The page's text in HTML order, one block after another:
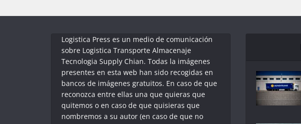
Logistica Press es un medio de comunicación
sobre Logistica Transporte Almacenaje
Tecnologia Supply Chian. Todas la imágenes
presentes en esta web han sido recogidas en
bancos de imágenes gratuitos. En caso de que
reconozca entre ellas una que quieras que
quitemos o en caso de que quisieras que
nombremos a su autor (en caso de que no